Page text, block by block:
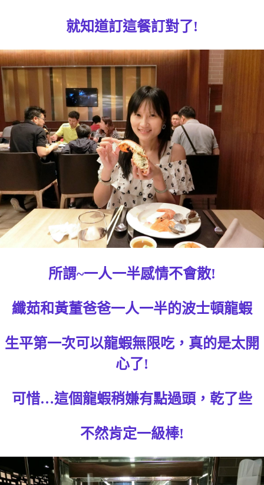
就知道訂這餐訂對了!
所謂~一人一半感情不會散!
纖茹和黃董爸爸一人一半的波士頓龍蝦
生平第一次可以龍蝦無限吃，真的是太開
心了!
可惜…這個龍蝦稍嫌有點過頭，乾了些
不然肯定一級棒!